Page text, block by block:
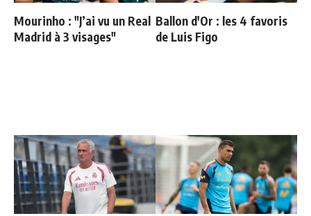
Mourinho : "J’ai vu un Real
Madrid à 3 visages"
Ballon d'Or : les 4 favoris
de Luis Figo